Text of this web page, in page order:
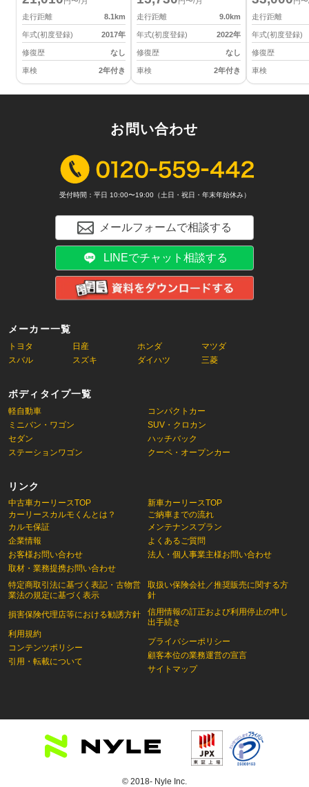
走行距離
8.1km
年式(初度登録) 2017年
修復歴 なし
車検 2年付き
走行距離
9.0km
年式(初度登録) 2022年
修復歴 なし
車検 2年付き
走行距離
年式(初度登録)
修復歴
車検
メーカー一覧
トヨタ 日産 ホンダ
マツダ
スバル
スズキ ダイハツ 三菱
ボディタイプ一覧
軽自動車
コンパクトカー
ミニバン・ワゴン
SUV・クロカン
セダン
ハッチバック
ステーションワゴン
クーペ・オープンカー
リンク
中古車カーリースTOP
カーリースカルモくんとは？
新車カーリースTOP
ご納車までの流れ
カルモ保証
企業情報
お客様お問い合わせ
取材・業務提携お問い合わせ
特定商取引法に基づく表記・古物営
業法の規定に基づく表示
損害保険代理店等における勧誘方針
利用規約
コンテンツポリシー
引用・転載について
メンテナンスプラン
よくあるご質問
法人・個人事業主様お問い合わせ
取扱い保険会社／推奨販売に関する方
針
信用情報の訂正および利用停止の申し
出手続き
プライバシーポリシー
顧客本位の業務運営の宣言
サイトマップ
お問い合わせ
受付時間：平日 10:00〜19:00（土日・祝日・年末年始休み）
メールフォームで相談する
LINEでチャット相談する
© 2018- Nyle Inc.